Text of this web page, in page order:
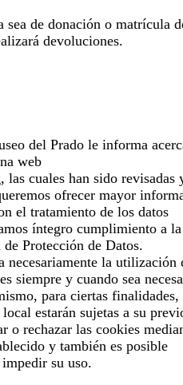
de donación o matrícula
devoluciones.
del Prado le informa
web
cuales han sido revisadas
ofrecer mayor
el tratamiento de los datos
íntegro cumplimiento a la
Protección de Datos.
necesariamente la utilización
siempre y cuando sea
para ciertas finalidades,
estarán sujetas a su
o rechazar las cookies
y también es posible
su uso.